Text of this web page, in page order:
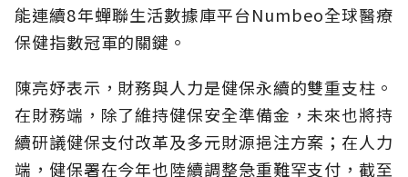
能連續8年蟬聯生活數據庫平台Numbeo全球醫療
保健指數冠軍的關鍵。
陳亮妤表示，財務與人力是健保永續的雙重支柱。
在財務端，除了維持健保安全準備金，未來也將持
續研議健保支付改革及多元財源挹注方案；在人力
端，健保署在今年也陸續調整急重難罕支付，截至